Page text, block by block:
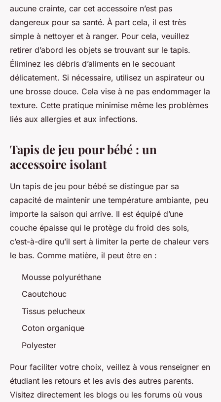
aucune crainte, car cet accessoire n’est pas
dangereux pour sa santé. À part cela, il est très
simple à nettoyer et à ranger. Pour cela, veuillez
retirer d’abord les objets se trouvant sur le tapis.
Éliminez les débris d’aliments en le secouant
délicatement. Si nécessaire, utilisez un aspirateur ou
une brosse douce. Cela vise à ne pas endommager la
texture. Cette pratique minimise même les problèmes
liés aux allergies et aux infections.
Tapis de jeu pour bébé : un
accessoire isolant
Un tapis de jeu pour bébé se distingue par sa
capacité de maintenir une température ambiante, peu
importe la saison qui arrive. Il est équipé d’une
couche épaisse qui le protège du froid des sols,
c’est-à-dire qu’il sert à limiter la perte de chaleur vers
le bas. Comme matière, il peut être en :
Mousse polyuréthane
Caoutchouc
Tissus pelucheux
Coton organique
Polyester
Pour faciliter votre choix, veillez à vous renseigner en
étudiant les retours et les avis des autres parents.
Visitez directement les blogs ou les forums où vous